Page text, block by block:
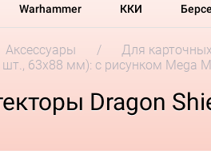
Warhammer ККИ
Аксессуары Для
63x88 мм): с рисунком Mega
Dragon